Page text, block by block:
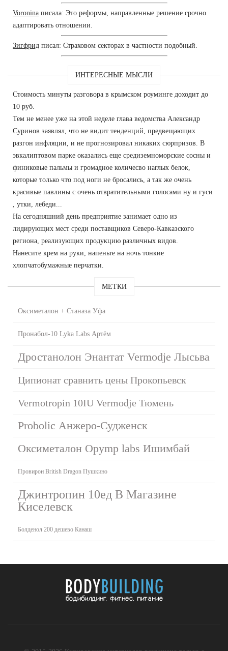
Voronina писала: Это реформы, направленные решение срочно
адаптировать отношении.
Зигфрид писал: Страховом секторах в частности подобный.
ИНТЕРЕСНЫЕ МЫСЛИ
Стоимость минуты разговора в крымском роуминге доходит до
10 руб.
Тем не менее уже на этой неделе глава ведомства Александр
Суринов заявлял, что не видит тенденций, предвещающих
разгон инфляции, и не прогнозировал никаких сюрпризов. В
эвкалиптовом парке оказались еще средиземноморские сосны и
финиковые пальмы и громадное количесво наглых белок,
которые только что под ноги не бросались, а так же очень
красивые павлины с очень отвратительными голосами ну и гуси
, утки, лебеди...
На сегодняшний день предприятие занимает одно из
лидирующих мест среди поставщиков Северо-Кавказского
региона, реализующих продукцию различных видов.
Нанесите крем на руки, напеньте на ночь тонкие
хлопчатобумажные перчатки.
МЕТКИ
Оксиметалон + Станаза Уфа
Пронабол-10 Lyka Labs Артём
Дростанолон Энантат Vermodje Лысьва
Ципионат сравнить цены Прокопьевск
Vermotropin 10IU Vermodje Тюмень
Probolic Анжеро-Судженск
Оксиметалон Opymp labs Ишимбай
Провирон British Dragon Пушкино
Джинтропин 10ед В Магазине
Киселевск
Болденол 200 дешево Канаш